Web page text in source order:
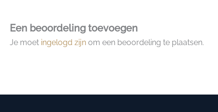
Een beoordeling toevoegen
Je moet ingelogd zijn om een beoordeling te plaatsen.